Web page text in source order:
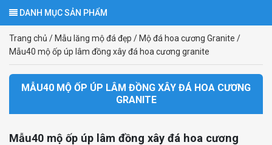
DANH MỤC SẢN PHẨM
Trang chủ / Mẫu lăng mộ đá đẹp / Mộ đá hoa cương Granite /
Mẫu40 mộ ốp úp lâm đồng xây đá hoa cương granite
MẪU40 MỘ ỐP ÚP LÂM ĐỒNG XÂY ĐÁ HOA CƯƠNG
GRANITE
Mẫu40 mộ ốp úp lâm đồng xây đá hoa cương